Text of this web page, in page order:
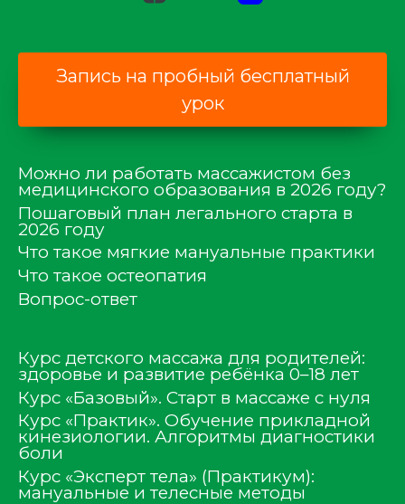
Запись на пробный бесплатный
урок
Можно ли работать массажистом без
медицинского образования в 2026 году?
Пошаговый план легального старта в
2026 году
Что такое мягкие мануальные практики
Что такое остеопатия
Вопрос-ответ
Курс детского массажа для родителей:
здоровье и развитие ребёнка 0–18 лет
Курс «Базовый». Старт в массаже с нуля
Курс «Практик». Обучение прикладной
кинезиологии. Алгоритмы диагностики
боли
Курс «Эксперт тела» (Практикум):
мануальные и телесные методы